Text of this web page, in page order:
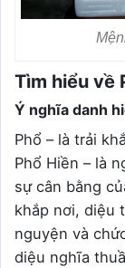
Tìm hiểu về
Ý nghĩa danh
Phổ – là trải
Phổ Hiền – là
sự cân bằng
khắp nơi, diệu
nguyện và
diệu nghĩa